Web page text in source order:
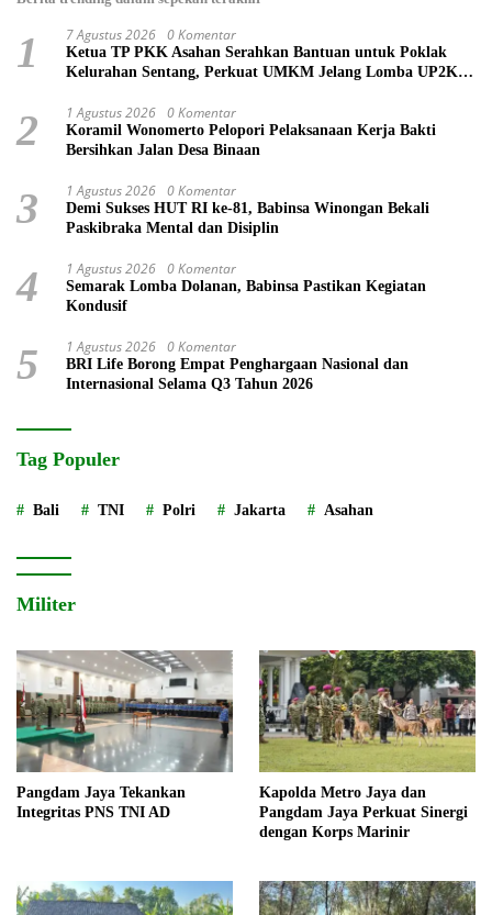
1 7 Agustus 2026 0 Komentar
Ketua TP PKK Asahan Serahkan Bantuan untuk Poklak
Kelurahan Sentang, Perkuat UMKM Jelang Lomba UP2K
2 1 Agustus 2026 0 Komentar
Koramil Wonomerto Pelopori Pelaksanaan Kerja Bakti
Bersihkan Jalan Desa Binaan
3 1 Agustus 2026 0 Komentar
Demi Sukses HUT RI ke-81, Babinsa Winongan Bekali
Paskibraka Mental dan Disiplin
4 1 Agustus 2026 0 Komentar
Semarak Lomba Dolanan, Babinsa Pastikan Kegiatan
Kondusif
5 1 Agustus 2026 0 Komentar
BRI Life Borong Empat Penghargaan Nasional dan
Internasional Selama Q3 Tahun 2026
Tag Populer
Bali TNI Polri Jakarta Asahan
Militer
Pangdam Jaya Tekankan
Integritas PNS TNI AD
Kapolda Metro Jaya dan
Pangdam Jaya Perkuat Sinergi
dengan Korps Marinir